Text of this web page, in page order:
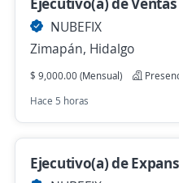
NUBEFIX
Zimapán, Hidalgo
$ 9,000.00 (Mensual)
Hace 5 horas
Ejecutivo(a) de